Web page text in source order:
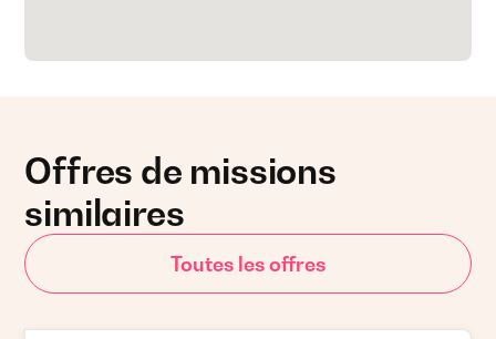
Offres de missions
similaires
Toutes les offres